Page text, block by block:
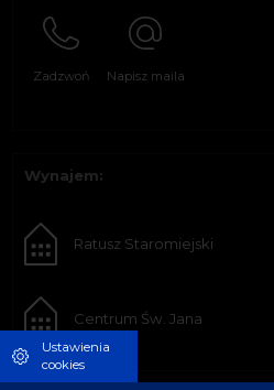
Zadzwoń Napisz maila
Wynajem:
Ratusz Staromiejski
Centrum Św. Jana
Ustawienia
cookies